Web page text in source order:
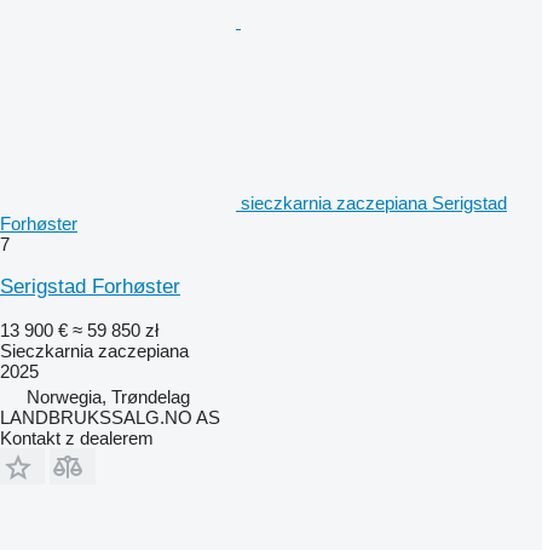
sieczkarnia zaczepiana Serigstad
Forhøster
7
Serigstad Forhøster
13 900 € ≈ 59 850 zł
Sieczkarnia zaczepiana
2025
Norwegia, Trøndelag
LANDBRUKSSALG.NO AS
Kontakt z dealerem